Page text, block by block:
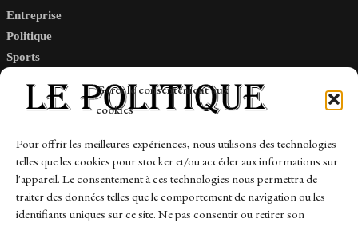
Gérer le consentement aux
cookies
Pour offrir les meilleures expériences, nous utilisons des technologies
telles que les cookies pour stocker et/ou accéder aux informations sur
l'appareil. Le consentement à ces technologies nous permettra de
traiter des données telles que le comportement de navigation ou les
identifiants uniques sur ce site. Ne pas consentir ou retirer son
Entreprise
Politique
Sports
Links
Contact